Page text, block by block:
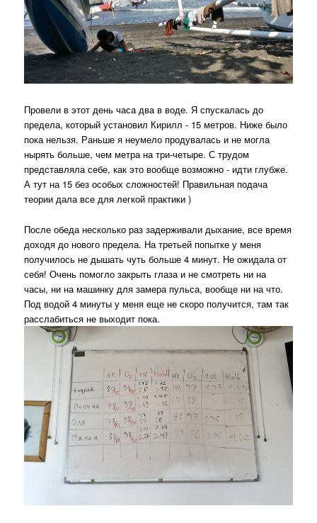
Провели в этот день часа два в воде. Я спускалась до
предела, который установил Кирилл - 15 метров. Ниже было
пока нельзя. Раньше я неумело продувалась и не могла
нырять больше, чем метра на три-четыре. С трудом
представляла себе, как это вообще возможно - идти глубже.
А тут на 15 без особых сложностей! Правильная подача
теории дала все для легкой практики )
После обеда несколько раз задерживали дыхание, все время
доходя до нового предела. На третьей попытке у меня
получилось не дышать чуть больше 4 минут. Не ожидала от
себя! Очень помогло закрыть глаза и не смотреть ни на
часы, ни на машинку для замера пульса, вообще ни на что.
Под водой 4 минуты у меня еще не скоро получится, там так
расслабиться не выходит пока.